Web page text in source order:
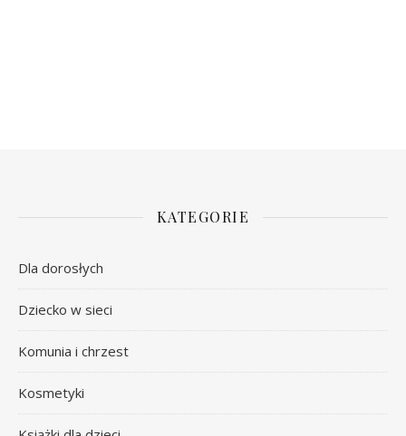
KATEGORIE
Dla dorosłych
Dziecko w sieci
Komunia i chrzest
Kosmetyki